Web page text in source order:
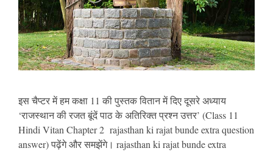
इस चैप्टर में हम कक्षा 11 की पुस्तक वितान में दिए दूसरे अध्याय
‘राजस्थान की रजत बूंदें पाठ के अतिरिक्त प्रश्न उत्तर’ (Class 11
Hindi Vitan Chapter 2 rajasthan ki rajat bunde extra question
answer) पढ़ेंगे और समझेंगे। rajasthan ki rajat bunde extra